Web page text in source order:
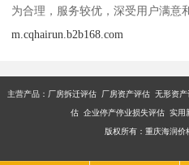
为合理，服务较优，深受用户满意
m.cqhairun.b2b168.com
主营产品：厂房拆迁评估 厂房资产评估 无形资
估 企业停产停业损失评估 实用
版权所有：重庆海润价